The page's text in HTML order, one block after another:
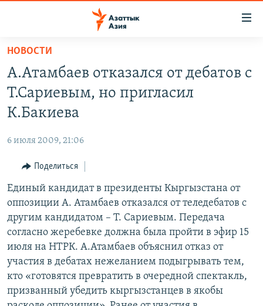
Вернуться
основному
содержанию
Вернутся
главной
Вернутся
поиску
ЦЕНТРАЛЬНАЯ АЗИЯ
КЫРГЫЗСТАН
ТАДЖИКИСТАН
ВОЙНА В УКРАИНЕ
КЫРГЫЗЧА
ЎЗБЕКЧА
ТОҶИКӢ
TÜRKMENÇE
НОВОСТИ
А.Атамбаев отказался от дебатов с
Т.Сариевым, но пригласил
К.Бакиева
6 июля 2009, 21:06
Поделиться
Единый кандидат в президенты Кыргызстана от
оппозиции А. Атамбаев отказался от теледебатов с
другим кандидатом – Т. Сариевым. Передача
согласно жеребевке должна была пройти в эфир 15
июля на НТРК. А.Атамбаев объяснил отказ от
участия в дебатах нежеланием подыгрывать тем,
кто «готовятся превратить в очередной спектакль,
призванный убедить кыргызстанцев в якобы